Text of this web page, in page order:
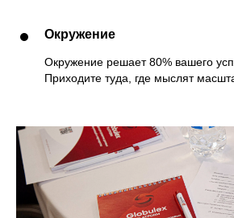
Окружение
Окружение решает 80% вашего
Приходите туда, где мыслят